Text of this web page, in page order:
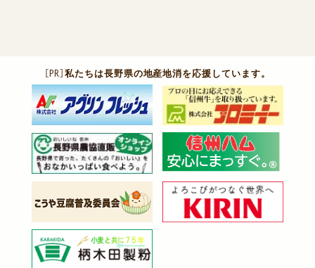
［PR］私たちは長野県の地産地消を応援しています。